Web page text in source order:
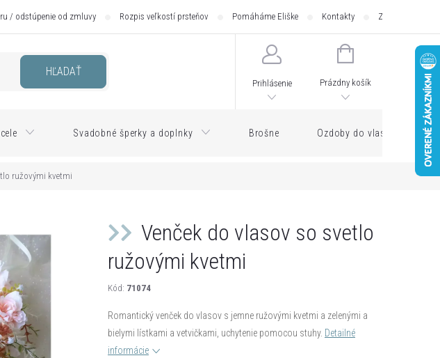
/ odstúpenie od zmluvy Rozpis veľkostí prsteňov Pomáháme Eliške Kontakty Zásilkovna -
HĽADAŤ
Prihlásenie
NÁKUPNÝ
Prázdny košík
Svadobné šperky a doplnky Brošne Ozdoby do vlasov
ružovými kvetmi
Venček do vlasov so svetlo
ružovými kvetmi
Kód: 71074
Romantický venček do vlasov s jemne ružovými kvetmi a zelenými a
bielymi lístkami a vetvičkami, uchytenie pomocou stuhy. Detailné
informácie